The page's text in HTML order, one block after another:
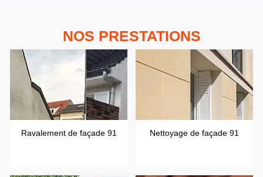
NOS PRESTATIONS
Ravalement de façade 91 Nettoyage de façade 91